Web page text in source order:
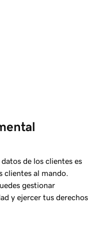
de los clientes es
clientes al mando.
gestionar
y ejercer tus derechos